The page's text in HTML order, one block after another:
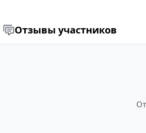
Отзывы участников